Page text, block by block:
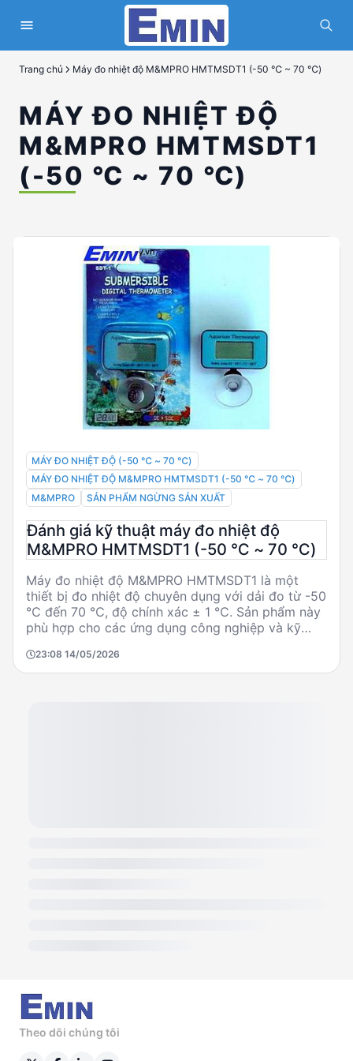
Trang chủ Máy đo nhiệt độ M&MPRO HMTMSDT1 (-50 ℃ ~ 70 ℃)
MÁY ĐO NHIỆT ĐỘ
M&MPRO HMTMSDT1
(-50 ℃ ~ 70 ℃)
MÁY ĐO NHIỆT ĐỘ (-50 ℃ ~ 70 ℃)
MÁY ĐO NHIỆT ĐỘ M&MPRO HMTMSDT1 (-50 ℃ ~ 70 ℃)
M&MPRO
SẢN PHẨM NGỪNG SẢN XUẤT
Đánh giá kỹ thuật máy đo nhiệt độ
M&MPRO HMTMSDT1 (-50 ℃ ~ 70 ℃)
Máy đo nhiệt độ M&MPRO HMTMSDT1 là một
thiết bị đo nhiệt độ chuyên dụng với dải đo từ -50
℃ đến 70 ℃, độ chính xác ± 1 ℃. Sản phẩm này
phù hợp cho các ứng dụng công nghiệp và kỹ
phẩm đã ngừng sản xuất, do đó cần cân nhắc khi
tìm kiếm giải pháp thay thế.
23:08 14/05/2026
Theo dõi chúng tôi